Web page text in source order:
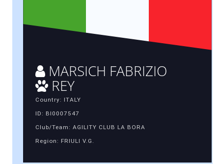
MARSICH FABRIZIO
REY
Country: ITALY
ID: BI0007547
Club/Team: AGILITY CLUB LA BORA
Region: FRIULI V.G.